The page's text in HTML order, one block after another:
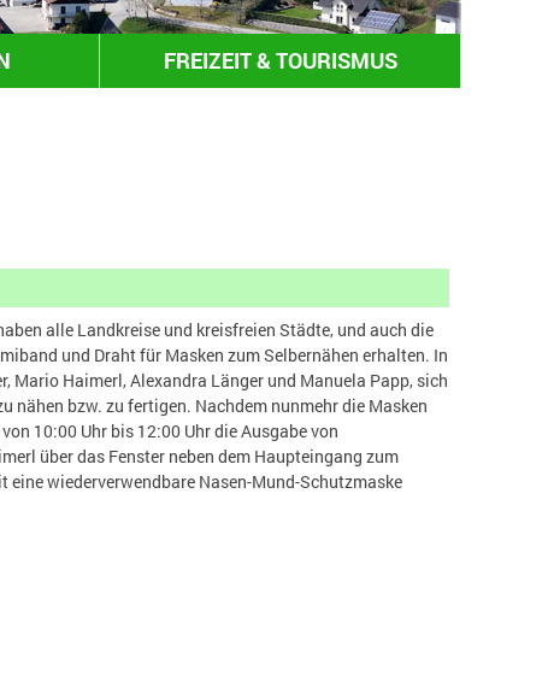
FREIZEIT & TOURISMUS
alle Landkreise und kreisfreien Städte, und auch die
und Draht für Masken zum Selbernähen erhalten. In
Mario Haimerl, Alexandra Länger und Manuela Papp, sich
nähen bzw. zu fertigen. Nachdem nunmehr die Masken
10:00 Uhr bis 12:00 Uhr die Ausgabe von
über das Fenster neben dem Haupteingang zum
wiederverwendbare Nasen-Mund-Schutzmaske